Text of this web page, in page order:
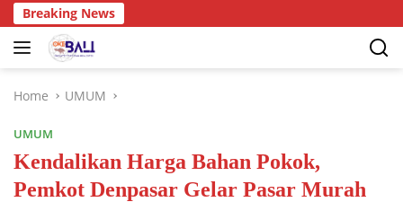
Breaking News
Home UMUM
UMUM
Kendalikan Harga Bahan Pokok,
Pemkot Denpasar Gelar Pasar Murah